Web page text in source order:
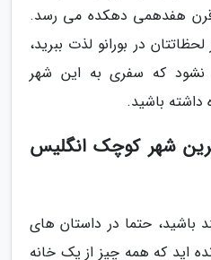
هفدهمی دهکده می رسد.
در بورانو لذت ببرید،
نشود که سفری به این شهر
باشید.
شهر کوچک انگلیس
باشید، حتما در داستان های
اید که همه چیز از یک خانه